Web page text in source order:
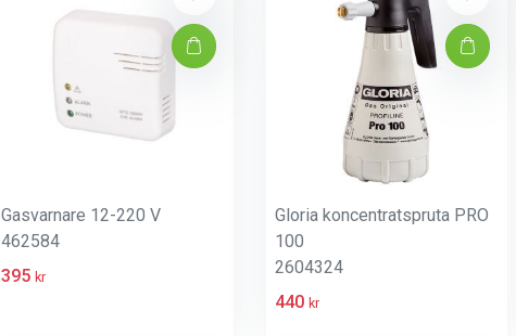
Gasvarnare 12-220 V
462584
395 kr
Gloria koncentratspruta PRO
100
2604324
440 kr